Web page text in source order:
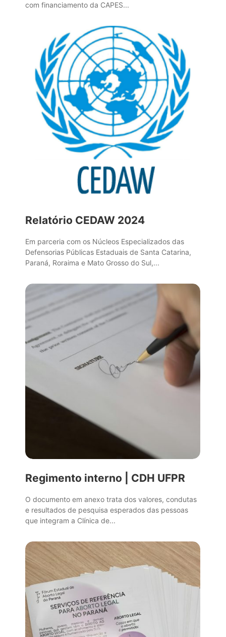
com financiamento da CAPES...
Relatório CEDAW 2024
Em parceria com os Núcleos Especializados das
Defensorias Públicas Estaduais de Santa Catarina,
Paraná, Roraima e Mato Grosso do Sul,...
Regimento interno | CDH UFPR
O documento em anexo trata dos valores, condutas
e resultados de pesquisa esperados das pessoas
que integram a Clínica de...